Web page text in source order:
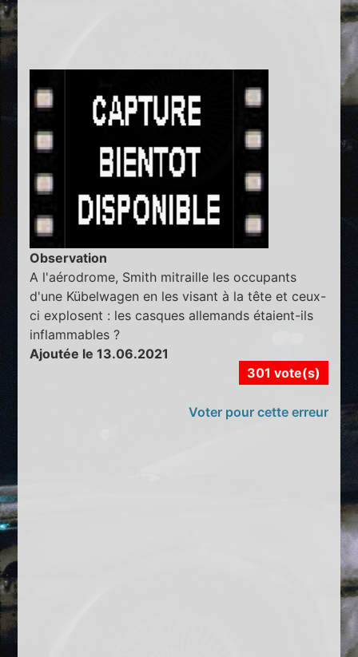
Observation
A l'aérodrome, Smith mitraille les occupants
d'une Kübelwagen en les visant à la tête et ceux-
ci explosent : les casques allemands étaient-ils
inflammables ?
Ajoutée le 13.06.2021
301 vote(s)
Voter pour cette erreur